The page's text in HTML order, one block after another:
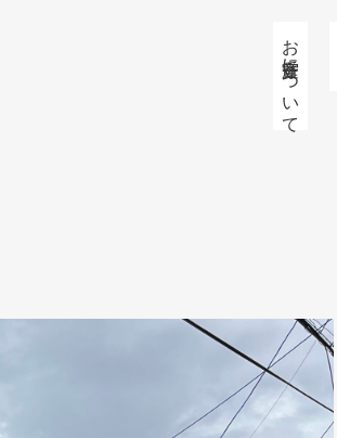
お庭番守について